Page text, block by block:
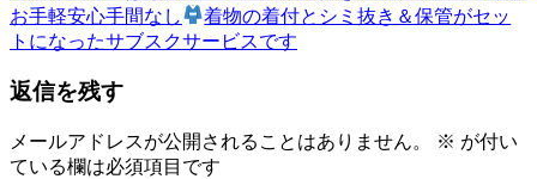
も
の
か
ゆ
か
稿
ナ
ビ
ゲ
の
記
次
の
事:
お手軽安心手間なし
着物の着付とシミ抜き＆保管がセッ
トになったサブスクサービスです
返信を残す
メールアドレスが公開されることはありません。 ※ が付い
ている欄は必須項目です